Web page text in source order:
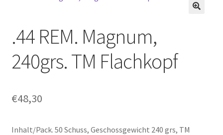
.44 REM. Magnum,
240grs. TM Flachkopf
€48,30
Inhalt/Pack. 50 Schuss, Geschossgewicht 240 grs, TM